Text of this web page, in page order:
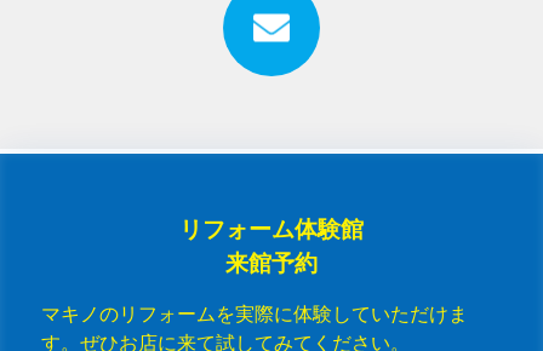
リフォーム体験館
来館予約
マキノのリフォームを実際に体験していただけま
す。ぜひお店に来て試してみてください。